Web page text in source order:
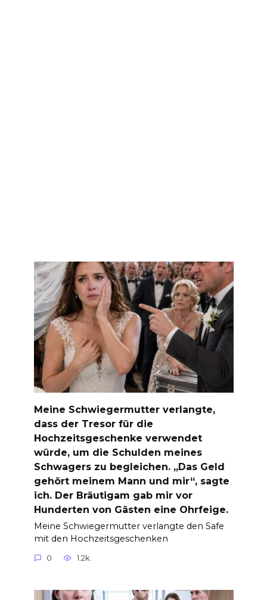
Meine Schwiegermutter verlangte,
dass der Tresor für die
Hochzeitsgeschenke verwendet
würde, um die Schulden meines
Schwagers zu begleichen. „Das Geld
gehört meinem Mann und mir“, sagte
ich. Der Bräutigam gab mir vor
Hunderten von Gästen eine Ohrfeige.
Meine Schwiegermutter verlangte den Safe
mit den Hochzeitsgeschenken
0 1.2k.